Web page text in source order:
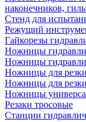
наконечников,
Стенд для
Режущий
Гайкорезы
Ножницы
Ножницы
Ножницы для резки
Ножницы для
Ножницы
Резаки тросовые
Станции